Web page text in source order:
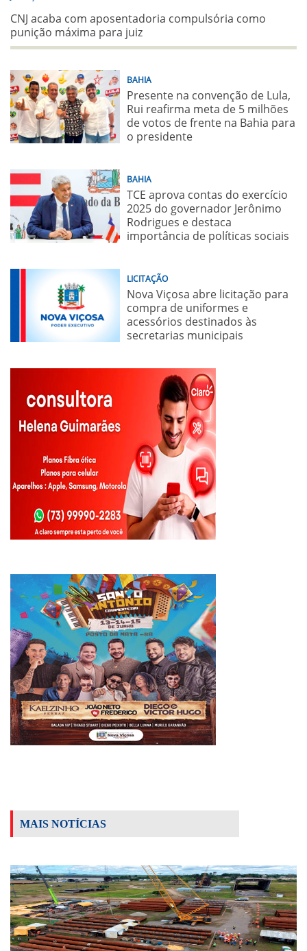
CNJ acaba com aposentadoria compulsória como
punição máxima para juiz
BAHIA
Presente na convenção de Lula,
Rui reafirma meta de 5 milhões
de votos de frente na Bahia para
o presidente
BAHIA
TCE aprova contas do exercício
2025 do governador Jerônimo
Rodrigues e destaca
importância de políticas sociais
LICITAÇÃO
Nova Viçosa abre licitação para
compra de uniformes e
acessórios destinados às
secretarias municipais
MAIS NOTÍCIAS